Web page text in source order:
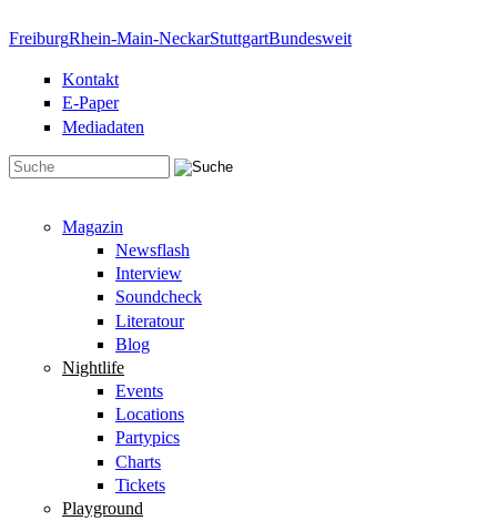
FreiburgRhein-Main-NeckarStuttgartBundesweit
Kontakt
E-Paper
Mediadaten
Magazin
Newsflash
Interview
Soundcheck
Literatour
Blog
Nightlife
Events
Locations
Partypics
Charts
Tickets
Playground